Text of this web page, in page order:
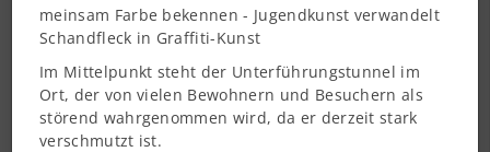
Bronze, Silber und Gold
meinsam Farbe bekennen - Jugendkunst verwandelt
Schandfleck in Graffiti-Kunst
Im Mittelpunkt steht der Unterführungstunnel im
Ort, der von vielen Bewohnern und Besuchern als
störend wahrgenommen wird, da er derzeit stark
verschmutzt ist.